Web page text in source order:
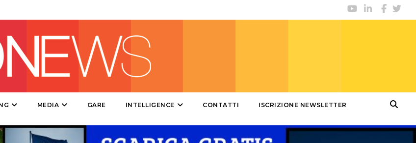
CSR
STRATEGIE
CINEMA
MEDIA GARE INTELLIGENCE CONTATTI ISCRIZIONE NEWSLETTER